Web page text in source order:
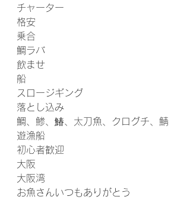
チャーター
格安
乗合
鯛ラバ
飲ませ
船
スロージギング
落とし込み
鯛、鯵、鰆、太刀魚、クログチ、鯖
遊漁船
初心者歓迎
大阪
大阪湾
お魚さんいつもありがとう